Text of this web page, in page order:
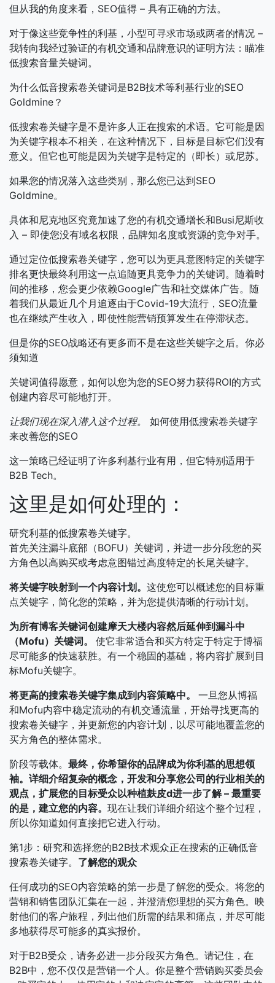
但从我的角度来看，SEO值得 – 具有正确的方法。
对于像这些竞争性的利基，小型可寻求市场或两者的情况 –
我转向我经过验证的有机交通和品牌意识的证明方法：瞄准
低搜索音量关键词。
为什么低音搜索卷关键词是B2B技术等利基行业的SEO
Goldmine？
低搜索卷关键字是不是许多人正在搜索的术语。它可能是因
为关键字根本不相关，在这种情况下，目标是目标它们没有
意义。但它也可能是因为关键字是特定的（即长）或尼苏。
如果您的情况落入这些类别，那么您已达到SEO
Goldmine。
具体和尼克地区究竟加速了您的有机交通增长和Busi尼斯收
入 – 即使您没有域名权限，品牌知名度或资源的竞争对手。
通过定位低搜索卷关键字，您可以为更具意图特定的关键字
排名更快最终利用这一点追随更具竞争力的关键词。随着时
间的推移，您会更少依赖Google广告和社交媒体广告。随
着我们从最近几个月追逐由于Covid-19大流行，SEO流量
也在继续产生收入，即使性能营销预算发生在停滞状态。
但是你的SEO战略还有更多而不是在这些关键字之后。你必
须知道
关键词值得愿意，如何以您为您的SEO努力获得ROI的方式
创建内容尽可能地打开。
让我们现在深入潜入这个过程。 如何使用低搜索卷关键字
来改善您的SEO
这一策略已经证明了许多利基行业有用，但它特别适用于
B2B Tech。
这里是如何处理的：
研究利基的低搜索卷关键字。
首先关注漏斗底部（BOFU）关键词，并进一步分段您的买
方角色以高购买或考虑意图错过高度特定的长尾关键字。
将关键字映射到一个内容计划。 这使您可以概述您的目标重
点关键字，简化您的策略，并为您提供清晰的行动计划。
为所有博客关键词创建摩天大楼内容然后延伸到漏斗中
（Mofu）关键词。 使它非常适合和买方特定于特定于博福
尽可能多的快速获胜。有一个稳固的基础，将内容扩展到目
标Mofu关键字。
将更高的搜索卷关键字集成到内容策略中。 一旦您从博福
和Mofu内容中稳定流动的有机交通流量，开始寻找更高的
搜索卷关键字，并更新您的内容计划，以尽可能地覆盖您的
买方角色的整体需求。
阶段等载体。 最终，你希望你的品牌成为你利基的思想领
袖。详细介绍复杂的概念，开发和分享您公司的行业相关的
观点，扩展您的目标受众以种植麸皮d进一步了解 – 最重要
的是，建立您的内容。 现在让我们详细介绍这个整个过程，
所以你知道如何直接把它进入行动。
第1步：研究和选择您的B2B技术观众正在搜索的正确低音
搜索卷关键字。 了解您的观众
任何成功的SEO内容策略的第一步是了解您的受众。将您的
营销和销售团队汇集在一起​​，并澄清您理想的买方角色。映
射他们的客户旅程，列出他们所需的结果和痛点，并尽可能
多地获得尽可能多的真实报价。
对于B2B受众，请务必进一步分段买方角色。请记住，在
B2B中，您不仅仅是营销一个人。你是整个营销购买委员会